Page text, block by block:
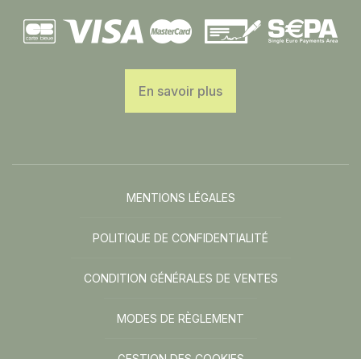
En savoir plus
MENTIONS LÉGALES
POLITIQUE DE CONFIDENTIALITÉ
CONDITION GÉNÉRALES DE VENTES
MODES DE RÈGLEMENT